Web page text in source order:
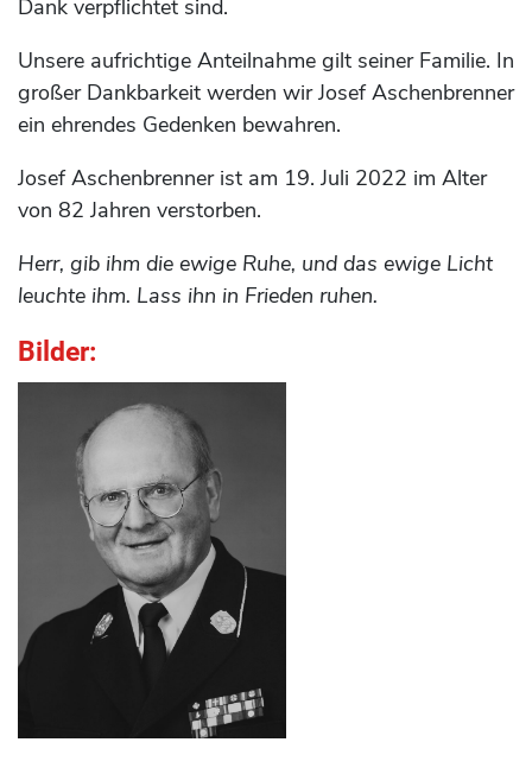
Dank verpflichtet sind.
Unsere aufrichtige Anteilnahme gilt seiner Familie. In
großer Dankbarkeit werden wir Josef Aschenbrenner
ein ehrendes Gedenken bewahren.
Josef Aschenbrenner ist am 19. Juli 2022 im Alter
von 82 Jahren verstorben.
Herr, gib ihm die ewige Ruhe, und das ewige Licht
leuchte ihm. Lass ihn in Frieden ruhen.
Bilder: